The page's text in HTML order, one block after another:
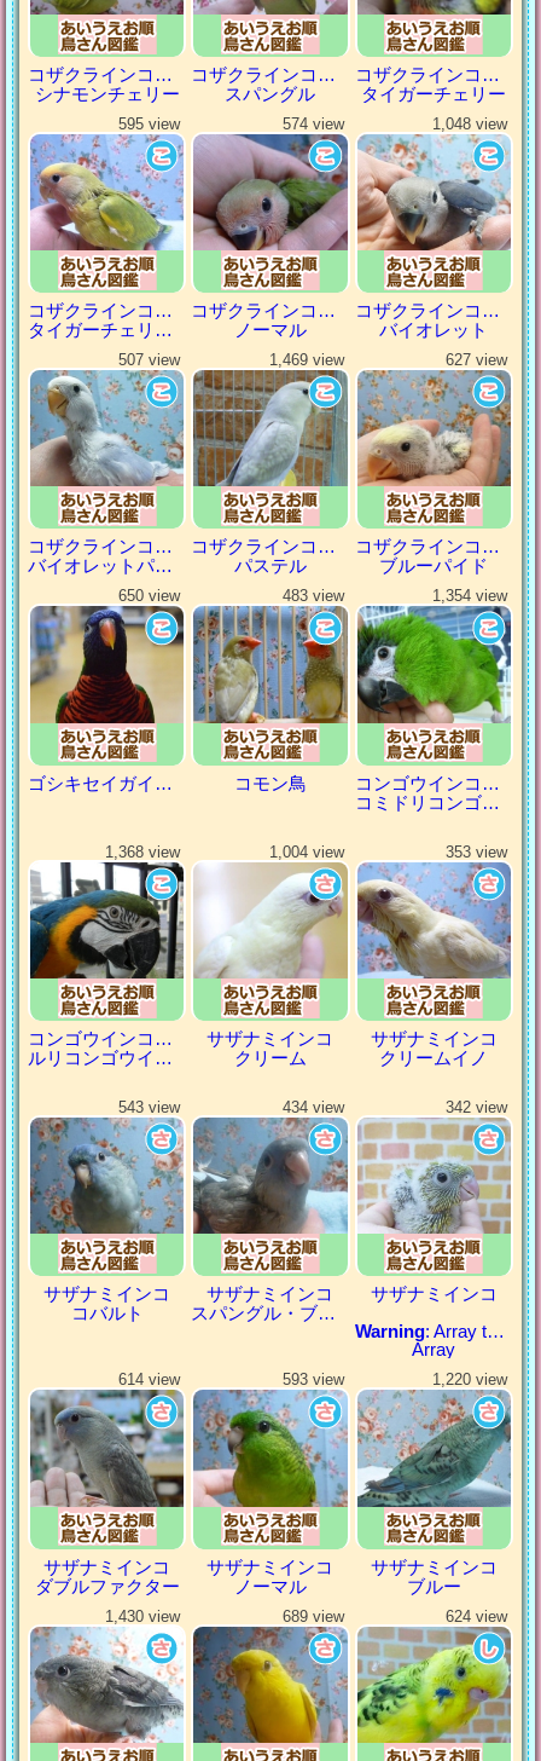
コザクラインコ（小桜インコ）
シナモンチェリー
コザクラインコ（小桜インコ）
スパングル
コザクラインコ（小桜インコ）
タイガーチェリー
595 view
コザクラインコ（小桜インコ）
タイガーチェリーパイド
574 view
コザクラインコ（小桜インコ）
ノーマル
1,048 view
コザクラインコ（小桜インコ）
バイオレット
507 view
コザクラインコ（小桜インコ）
バイオレットパイド
1,469 view
コザクラインコ（小桜インコ）
パステル
627 view
コザクラインコ（小桜インコ）
ブルーパイド
650 view
ゴシキセイガイインコ
483 view
コモン鳥
1,354 view
コンゴウインコの仲間
コミドリコンゴウインコ
1,368 view
コンゴウインコの仲間
ルリコンゴウインコ
1,004 view
サザナミインコ
クリーム
353 view
サザナミインコ
クリームイノ
543 view
サザナミインコ
コバルト
434 view
サザナミインコ
スパングル・ブルー
342 view
サザナミインコ
Warning: Array to string conversion in
Array
614 view
サザナミインコ
ダブルファクター
593 view
サザナミインコ
ノーマル
1,220 view
サザナミインコ
ブルー
1,430 view 689 view 624 view